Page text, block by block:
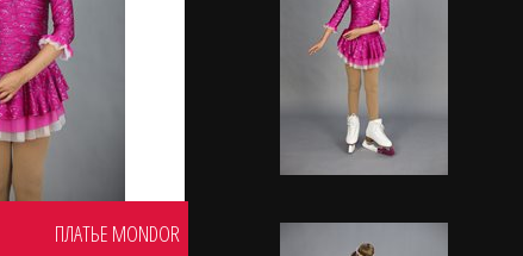
ПЛАТЬЕ MONDOR